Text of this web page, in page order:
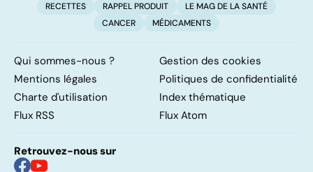
RECETTES RAPPEL PRODUIT
LE MAG DE LA SANTÉ
CANCER
MÉDICAMENTS
Qui sommes-nous ?
Gestion des cookies
Mentions légales
Politiques de confidentialité
Charte d'utilisation
Index thématique
Flux RSS
Flux Atom
Retrouvez-nous sur